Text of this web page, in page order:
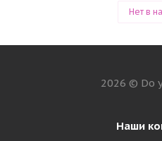
Нет в
2026 © Do
Наши